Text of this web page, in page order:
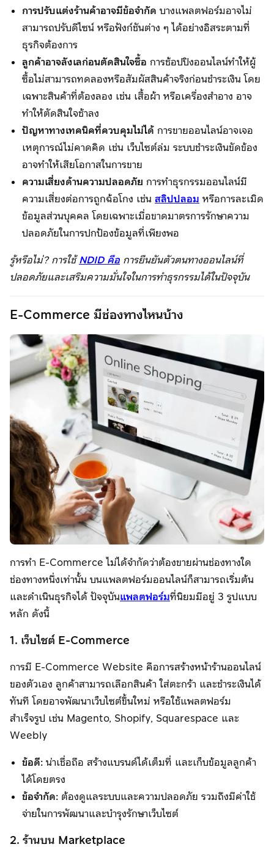
การปรับแต่งร้านค้าอาจมีข้อจำกัด บางแพลตฟอร์มอาจไม่
สามารถปรับดีไซน์ หรือฟังก์ชันต่าง ๆ ได้อย่างอิสระตามที่
ธุรกิจต้องการ
ลูกค้าอาจลังเลก่อนตัดสินใจซื้อ การช้อปปิงออนไลน์ทำให้ผู้
ซื้อไม่สามารถทดลองหรือสัมผัสสินค้าจริงก่อนชำระเงิน โดย
เฉพาะสินค้าที่ต้องลอง เช่น เสื้อผ้า หรือเครื่องสำอาง อาจ
ทำให้ตัดสินใจช้าลง
ปัญหาทางเทคนิคที่ควบคุมไม่ได้ การขายออนไลน์อาจเจอ
เหตุการณ์ไม่คาดคิด เช่น เว็บไซต์ล่ม ระบบชำระเงินขัดข้อง
อาจทำให้เสียโอกาสในการขาย
ความเสี่ยงด้านความปลอดภัย การทำธุรกรรมออนไลน์มี
ความเสี่ยงต่อการถูกฉ้อโกง เช่น สลิปปลอม หรือการละเมิด
ข้อมูลส่วนบุคคล โดยเฉพาะเมื่อขาดมาตรการรักษาความ
ปลอดภัยในการปกป้องข้อมูลที่เพียงพอ
รู้หรือไม่? การใช้NDID คือ การยืนยันตัวตนทางออนไลน์ที่
ปลอดภัยและเสริมความมั่นใจในการทำธุรกรรมได้ในปัจจุบัน
E-Commerce มีช่องทางไหนบ้าง
การทำ E-Commerce ไม่ได้จำกัดว่าต้องขายผ่านช่องทางใด
ช่องทางหนึ่งเท่านั้น บนแพลตฟอร์มออนไลน์ก็สามารถเริ่มต้น
และดำเนินธุรกิจได้ ปัจจุบันแพลตฟอร์มที่นิยมมีอยู่ 3 รูปแบบ
หลัก ดังนี้
1. เว็บไซต์ E-Commerce
การมี E-Commerce Website คือการสร้างหน้าร้านออนไลน์
ของตัวเอง ลูกค้าสามารถเลือกสินค้า ใส่ตะกร้า และชำระเงินได้
ทันที โดยอาจพัฒนาเว็บไซต์ขึ้นใหม่ หรือใช้แพลตฟอร์ม
สำเร็จรูป เช่น Magento, Shopify, Squarespace และ
Weebly
ข้อดี: น่าเชื่อถือ สร้างแบรนด์ได้เต็มที่ และเก็บข้อมูลลูกค้า
ได้โดยตรง
ข้อจำกัด: ต้องดูแลระบบและความปลอดภัย รวมถึงมีค่าใช้
จ่ายในการพัฒนาและบำรุงรักษาเว็บไซต์
2. ร้านบน Marketplace